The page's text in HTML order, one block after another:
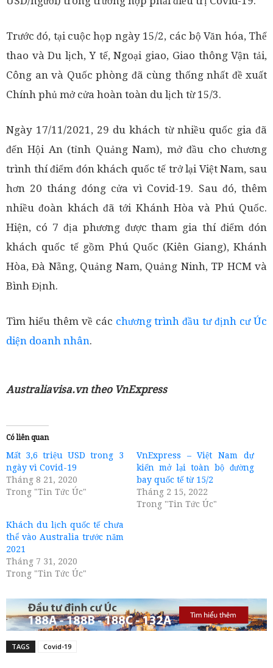
Trước đó, tại cuộc họp ngày 15/2, các bộ Văn hóa, Thể
thao và Du lịch, Y tế, Ngoại giao, Giao thông Vận tải,
Công an và Quốc phòng đã cùng thống nhất đề xuất
Chính phủ mở cửa hoàn toàn du lịch từ 15/3.
Ngày 17/11/2021, 29 du khách từ nhiều quốc gia đã
đến Hội An (tỉnh Quảng Nam), mở đầu cho chương
trình thí điểm đón khách quốc tế trở lại Việt Nam, sau
hơn 20 tháng đóng cửa vì Covid-19. Sau đó, thêm
nhiều đoàn khách đã tới Khánh Hòa và Phú Quốc.
Hiện, có 7 địa phương được tham gia thí điểm đón
khách quốc tế gồm Phú Quốc (Kiên Giang), Khánh
Hòa, Đà Nẵng, Quảng Nam, Quảng Ninh, TP HCM và
Bình Định.
Tìm hiểu thêm về các chương trình đầu tư định cư Úc
diện doanh nhân.
Australiavisa.vn theo VnExpress
Có liên quan
Mất 3,6 triệu USD trong 3
ngày vì Covid-19
Tháng 8 21, 2020
Trong "Tin Tức Úc"
VnExpress – Việt Nam dự
kiến mở lại toàn bộ đường
bay quốc tế từ 15/2
Tháng 2 15, 2022
Trong "Tin Tức Úc"
Khách du lịch quốc tế chưa
thể vào Australia trước năm
2021
Tháng 7 31, 2020
Trong "Tin Tức Úc"
TAGS Covid-19